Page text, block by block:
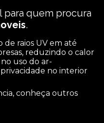
para quem procura
.
raios UV em até
reduzindo o calor
uso do ar-
no interior
conheça outros